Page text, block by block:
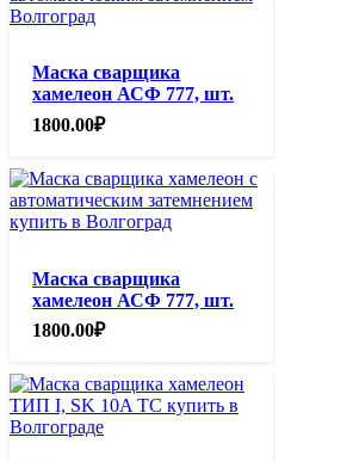
Маска сварщика
хамелеон АСФ 777, шт.
1800.00₽
Маска сварщика
хамелеон АСФ 777, шт.
1800.00₽